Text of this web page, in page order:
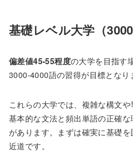
基礎レベル大学（
偏差値45-55程度の大学を目指す
3000-4000語の習得が目標となり
これらの大学では、複雑な構文や
基本的な文法と頻出単語の正確
があります。まずは確実に基礎
近道です。